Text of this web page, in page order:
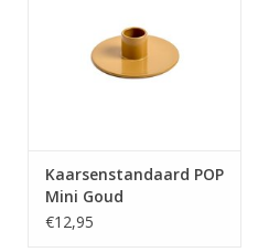
Kaarsenstandaard POP
Mini Goud
€12,95